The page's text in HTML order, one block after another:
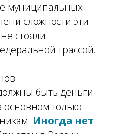
муниципальных
сложности эти
стояли
трассой.
быть деньги,
основном только
Иногда нет